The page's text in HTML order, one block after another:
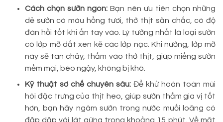
Cách chọn sườn ngon:Bạn nên ưu tiên chọn những
dẻ sườn có màu hồng tươi, thớ thịt săn chắc, có độ
đàn hồi tốt khi ấn tay vào. Lý tưởng nhất là loại sườn
có lớp mỡ dắt xen kẽ các lớp nạc. Khi nướng, lớp mỡ
này sẽ tan chảy, thấm vào thớ thịt, giúp miếng sườn
mềm mại, béo ngậy, không bị khô.
Kỹ thuật sơ chế chuyên sâu: Để khử hoàn toàn mùi
hôi đặc trưng của thịt heo, giúp sườn thấm gia vị tốt
hơn, bạn hãy ngâm sườn trong nước muối loãng có
đập dập vài lát gừng trong khoảng 15 phút. Về mặt